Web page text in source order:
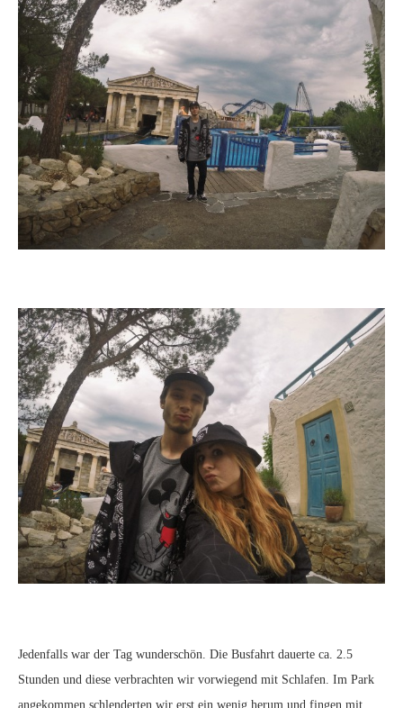
Jedenfalls war der Tag wunderschön. Die Busfahrt dauerte ca. 2.5
Stunden und diese verbrachten wir vorwiegend mit Schlafen. Im Park
angekommen schlenderten wir erst ein wenig herum und fingen mit